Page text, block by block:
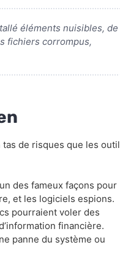
éléments nuisibles, de
fichiers corrompus,
de risques que les outil
des fameux façons pour
et les logiciels espions.
pourraient voler des
financière.
panne du système ou